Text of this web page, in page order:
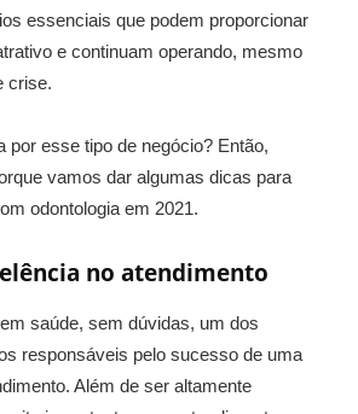
essenciais que podem proporcionar
e continuam operando, mesmo
crise.
por esse tipo de negócio? Então,
vamos dar algumas dicas para
odontologia em 2021.
no atendimento
saúde, sem dúvidas, um dos
responsáveis pelo sucesso de uma
Além de ser altamente